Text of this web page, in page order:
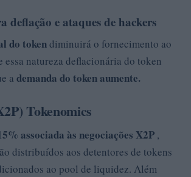
deflação e ataques de hackers
do tokendiminuirá o fornecimento ao
essa natureza deflacionária do token
a demanda do token aumente.
Tokenomics
associada às negociações X2P ,
distribuídos aos detentores de tokens
ao pool de liquidez. Além